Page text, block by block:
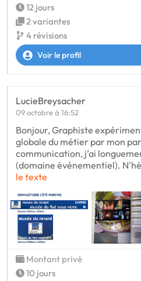
12 jours
2 variantes
4 révisions
Voir le profil
LucieBreysacher
09 octobre à 16:52
Bonjour, Graphiste
globale du métier par mon
communication, j’ai
(domaine événementiel).
le texte
Montant privé
10 jours